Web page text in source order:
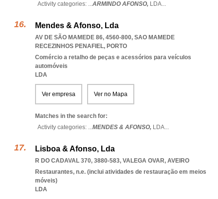
Activity categories: ...ARMINDO AFONSO, LDA...
Mendes & Afonso, Lda
AV DE SÃO MAMEDE 86, 4560-800, SAO MAMEDE
RECEZINHOS PENAFIEL, PORTO
Comércio a retalho de peças e acessórios para veículos
automóveis
LDA
Ver empresa Ver no Mapa
Matches in the search for:
Activity categories: ...MENDES & AFONSO, LDA...
Lisboa & Afonso, Lda
R DO CADAVAL 370, 3880-583, VALEGA OVAR, AVEIRO
Restaurantes, n.e. (inclui atividades de restauração em meios
móveis)
LDA